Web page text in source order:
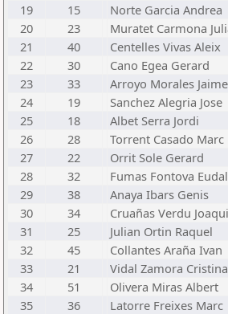
19
15 Norte Garcia Andrea
20
23 Muratet Carmona
21
40 Centelles Vivas Aleix
22
30 Cano Egea Gerard
23
33 Arroyo Morales Jaime
24
19 Sanchez Alegria Jose
25
18 Albet Serra Jordi
26
28 Torrent Casado Marc
27
22 Orrit Sole Gerard
28
32 Fumas Fontova
29
38 Anaya Ibars Genis
30
34 Cruañas Verdu
31
25 Julian Ortin Raquel
32
45 Collantes Araña Ivan
33
21 Vidal Zamora Cristina
34
51 Olivera Miras Albert
35
36 Latorre Freixes Marc